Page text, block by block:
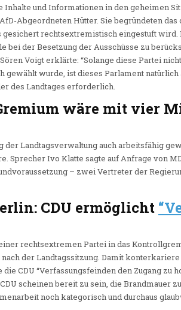
und Informationen in den geheimen
Abgeordneten Hütter. Sie begründeten
rechtsextremistisch eingestuft wird.
bei der Besetzung der Ausschüsse zu
Voigt erklärte: “Solange diese Partei
wurde, ist dieses Parlament
des Landtages erforderlich.
wäre mit vier
der Landtagsverwaltung auch arbeitsfähig
Sprecher Ivo Klatte sagte auf Anfrage von
– zwei Vertreter der
CDU ermöglicht
rechtsextremen Partei in das
der Landtagssitzung. Damit
CDU “Verfassungsfeinden den Zugang zu
scheinen bereit zu sein, die Brandmauer
noch kategorisch und durchaus